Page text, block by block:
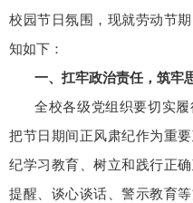
校园节日氛围，现就劳动节
知如下：
一、扛牢政治责任，筑牢
全校各级党组织要切实
把节日期间正风肃纪作为重
纪学习教育、树立和践行正
提醒、谈心谈话、警示教育